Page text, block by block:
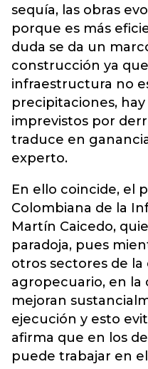
sequía, las obras
porque es más
duda se da un
construcción ya
infraestructura no
precipitaciones,
imprevistos por
traduce en
experto.
En ello coincide, el
Colombiana de la
Martín Caicedo,
paradoja, pues
otros sectores de la
agropecuario, en la
mejoran
ejecución y esto
afirma que en los
puede trabajar en